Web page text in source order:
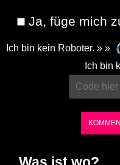
Ja, füge mich
Ich bin kein Roboter. » »
Ich bin
Was ist wo?